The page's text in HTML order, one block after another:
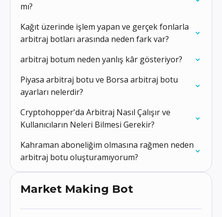
mı?
Kağıt üzerinde işlem yapan ve gerçek fonlarla
arbitraj botları arasında neden fark var?
arbitraj botum neden yanlış kâr gösteriyor?
Piyasa arbitraj botu ve Borsa arbitraj botu
ayarları nelerdir?
Cryptohopper'da Arbitraj Nasıl Çalışır ve
Kullanıcıların Neleri Bilmesi Gerekir?
Kahraman aboneliğim olmasına rağmen neden
arbitraj botu oluşturamıyorum?
Market Making Bot